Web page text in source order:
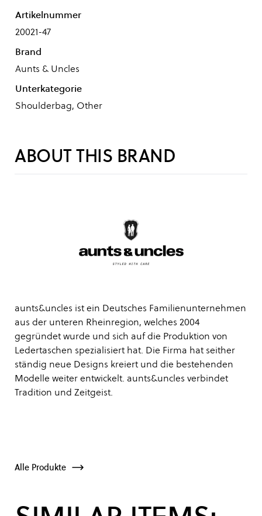
Artikelnummer
20021-47
Brand
Aunts & Uncles
Unterkategorie
Shoulderbag, Other
ABOUT THIS BRAND
aunts&uncles ist ein Deutsches Familienunternehmen
aus der unteren Rheinregion, welches 2004
gegründet wurde und sich auf die Produktion von
Ledertaschen spezialisiert hat. Die Firma hat seither
ständig neue Designs kreiert und die bestehenden
Modelle weiter entwickelt. aunts&uncles verbindet
Tradition und Zeitgeist.
Alle Produkte